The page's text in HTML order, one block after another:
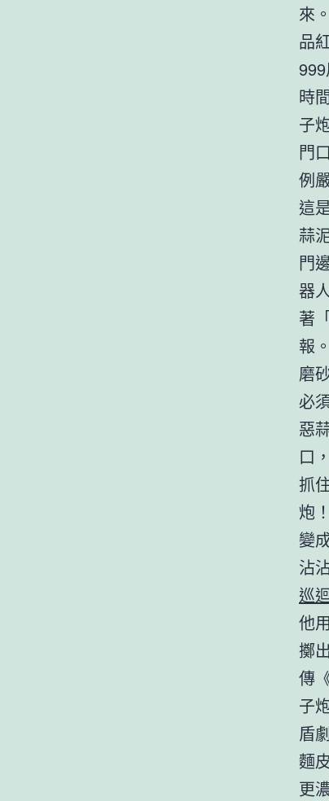
來
品
時
子
門
例
這
蒜
門
器
著
報
磨
必
惡
口
抓
炮
變
沾
巡
他
擲
傳
子
盾
麵
更